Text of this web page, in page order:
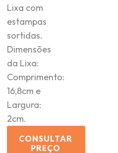
Lixa com
estampas
sortidas.
Dimensões
da Lixa:
Comprimento:
16,8cm e
Largura:
2cm.
CONSULTAR
PREÇO